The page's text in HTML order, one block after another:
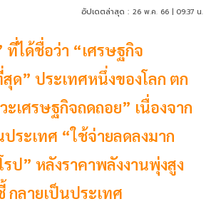
อัปเดตล่าสุด : 26 พ.ค. 66 | 09:37 น.
ที่ได้ชื่อว่า “เศรษฐกิจ
ด” ประเทศหนึ่งของโลก ตก
ะเศรษฐกิจถดถอย” เนื่องจาก
ระเทศ “ใช้จ่ายลดลงมาก
ป” หลังราคาพลังงานพุ่งสูง
กลายเป็นประเทศ